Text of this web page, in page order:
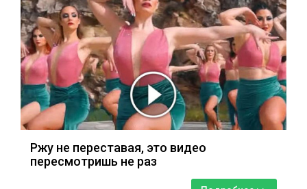
Ржу не переставая, это видео
пересмотришь не раз